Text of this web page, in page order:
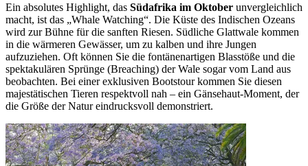
Ein absolutes Highlight, das Südafrika im Oktober unvergleichlich
macht, ist das „Whale Watching“. Die Küste des Indischen Ozeans
wird zur Bühne für die sanften Riesen. Südliche Glattwale kommen
in die wärmeren Gewässer, um zu kalben und ihre Jungen
aufzuziehen. Oft können Sie die fontänenartigen Blasstöße und die
spektakulären Sprünge (Breaching) der Wale sogar vom Land aus
beobachten. Bei einer exklusiven Bootstour kommen Sie diesen
majestätischen Tieren respektvoll nah – ein Gänsehaut-Moment, der
die Größe der Natur eindrucksvoll demonstriert.